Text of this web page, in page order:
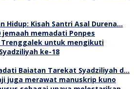
Hidup: Kisah Santri Asal Durena…
Baiatan Tarekat Syadziliyah d…